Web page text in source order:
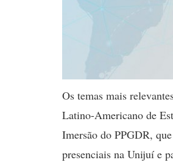
Os temas mais
Latino-Americano de
Imersão do PPGDR,
presenciais na Unijuí e